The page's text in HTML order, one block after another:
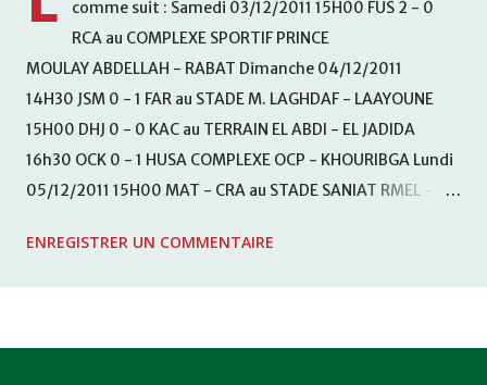
comme suit : Samedi 03/12/2011 15H00 FUS 2 - 0
RCA au COMPLEXE SPORTIF PRINCE
MOULAY ABDELLAH - RABAT Dimanche 04/12/2011
14H30 JSM 0 - 1 FAR au STADE M. LAGHDAF - LAAYOUNE
15H00 DHJ 0 - 0 KAC au TERRAIN EL ABDI - EL JADIDA
16h30 OCK 0 - 1 HUSA COMPLEXE OCP - KHOURIBGA Lundi
05/12/2011 15H00 MAT - CRA au STADE SANIAT RMEL -
KHEMISET Mardi 06/12/2011 15H00 WAF - OCS au
ENREGISTRER UN COMMENTAIRE